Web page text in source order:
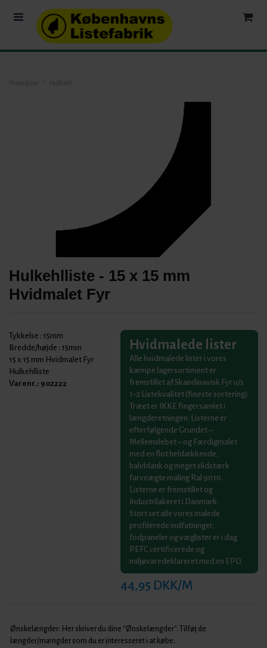
Hulkehlliste - 15 x 15 mm
Hvidmalet Fyr
Tykkelse : 15mm
Bredde/højde : 15mm
15 x 15 mm Hvidmalet Fyr
Hulkehlliste
Varenr.: 902222
Hvidmalede lister
Alle hvidmalede lister i vores
kæmpe lagersortiment er
fremstillet af Skandinavisk Fyr u/s
1-2 Listekvalitet (fineste sortering).
Træet er IKKE fingersamlet i
længderetningen. Listerne er
efterfølgende Grundet –
Mellemslebet – og Færdigmalet
med en flot heldækkende,
halvblank og meget slidstærk
farveægte maling Ral 9010.
Listerne er fremstillet og
Industrilakeret i Danmark.
Stort set alle vores malede
profilerede indfatninger,
fodpaneler og væglister er i dag
PEFC certificerede og
miljøvaredeklareret med en EPD.
44,95 DKK/M
Ønskelængder: Her skriver du dine "Ønskelængder". Tilføj de
længder/mængder som du er interesseret i at købe.